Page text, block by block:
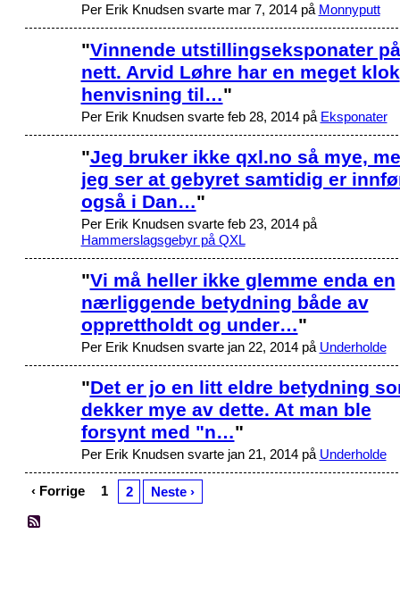
Per Erik Knudsen svarte mar 7, 2014 på Monnyputt
"Vinnende utstillingseksponater på
nett. Arvid Løhre har en meget klok
henvisning til…"
Per Erik Knudsen svarte feb 28, 2014 på Eksponater
"Jeg bruker ikke qxl.no så mye,
jeg ser at gebyret samtidig er
også i Dan…"
Per Erik Knudsen svarte feb 23, 2014 på
Hammerslagsgebyr på QXL
"Vi må heller ikke glemme enda en
nærliggende betydning både av
opprettholdt og under…"
Per Erik Knudsen svarte jan 22, 2014 på Underholde
"Det er jo en litt eldre betydning
dekker mye av dette. At man ble
forsynt med "n…"
Per Erik Knudsen svarte jan 21, 2014 på Underholde
‹ Forrige 1 2 Neste ›